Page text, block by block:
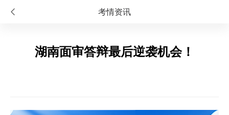
考情资讯
湖南面审答辩最后逆袭机会！